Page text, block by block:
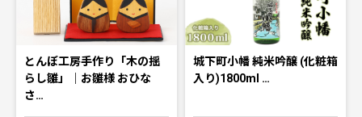
とんぼ工房手作り「木の揺
らし雛」｜お雛様 おひな
さ…
城下町小幡 純米吟醸 (化粧箱
入り)1800ml …